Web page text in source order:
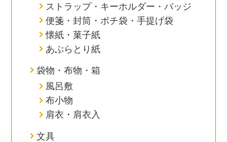
ストラップ・キーホルダー・バッジ
便箋・封筒・ポチ袋・手提げ袋
懐紙・菓子紙
あぶらとり紙
袋物・布物・箱
風呂敷
布小物
肩衣・肩衣入
文具